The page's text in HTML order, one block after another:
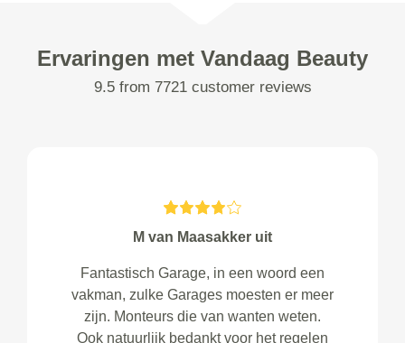
Ervaringen met Vandaag Beauty
9.5 from 7721 customer reviews
M van Maasakker uit
Fantastisch Garage, in een woord een
vakman, zulke Garages moesten er meer
zijn. Monteurs die van wanten weten.
Ook natuurlijk bedankt voor het regelen